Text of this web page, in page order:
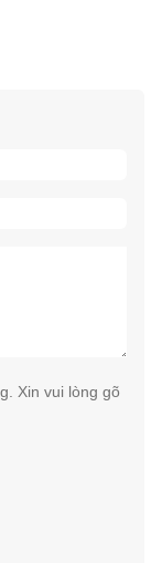
Xin vui lòng gõ